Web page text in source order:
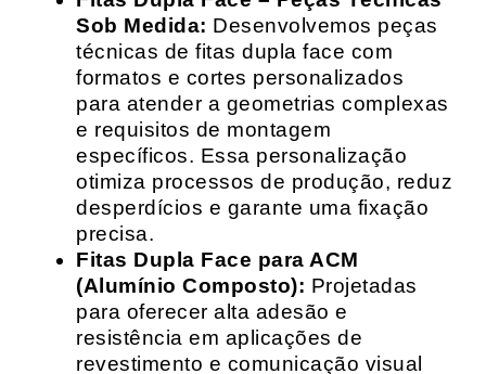
Sob Medida: Desenvolvemos peças
técnicas de fitas dupla face com
formatos e cortes personalizados
para atender a geometrias complexas
e requisitos de montagem
específicos. Essa personalização
otimiza processos de produção, reduz
desperdícios e garante uma fixação
precisa.
Fitas Dupla Face para ACM
(Alumínio Composto): Projetadas
para oferecer alta adesão e
resistência em aplicações de
revestimento e comunicação visual